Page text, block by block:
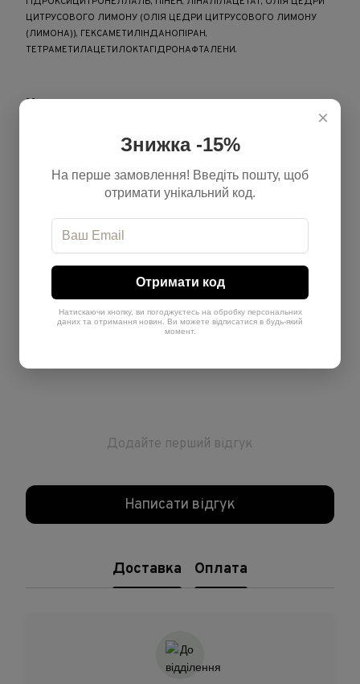
ЦИТРУСОВОГО ЛИМОНУ (ОЛІЯ ЦЕДРИ ЦИТРУСОВОГО ЛИМОНУ
(ЛИМОНА)), ГЕКСАМЕТИЛІНДАНОПІРАН,
ТЕТРАМЕТИЛАЦЕТИЛОКТАГІДРОНАФТАЛЕНИ.
Характеристики
Actyva
Обʼєм 1000 мл
Країна-виробник Італія
Тип продукту
Відгуки
Додайте перший відгук
Написати відгук
Доставка Оплата
×
Знижка -15%
На перше замовлення! Введіть пошту, щоб
отримати унікальний код.
Отримати код
Натискаючи кнопку, ви погоджуєтесь на обробку персональних
даних та отримання новин. Ви можете відписатися в будь-який
момент.